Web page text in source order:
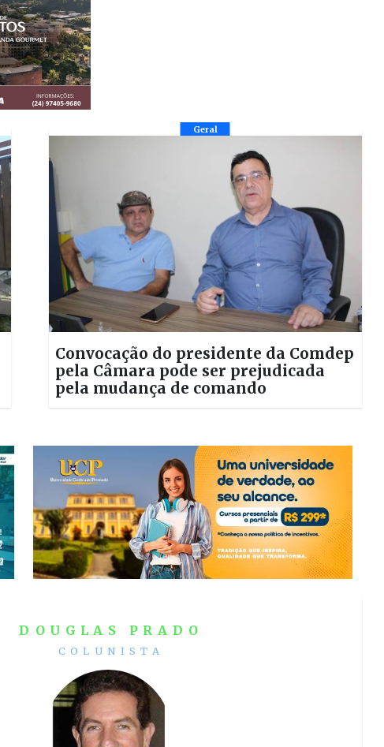
Geral
Convocação do presidente da Comdep
pela Câmara pode ser prejudicada
pela mudança de comando
DOUGLAS PRADO
COLUNISTA